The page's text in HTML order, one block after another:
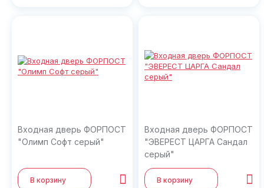
Входная дверь ФОРПОСТ
"Олимп Софт серый"
В корзину
Входная дверь ФОРПОСТ
"ЭВЕРЕСТ ЦАРГА Сандал
серый"
В корзину